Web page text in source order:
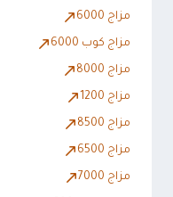
مزاج 6000
مزاج كوب 6000
مزاج 8000
مزاج 1200
مزاج 8500
مزاج 6500
مزاج 7000